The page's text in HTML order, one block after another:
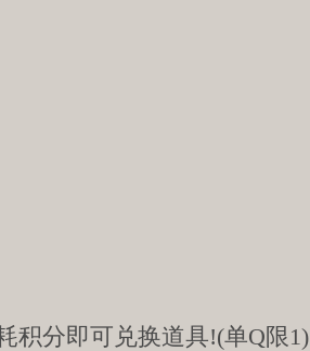
积分即可兑换道具!(单Q限1)